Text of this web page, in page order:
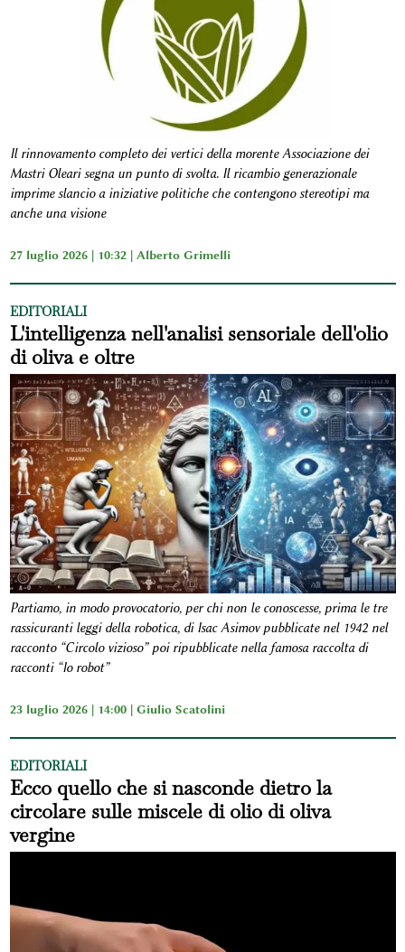
Il rinnovamento completo dei vertici della morente Associazione dei
Mastri Oleari segna un punto di svolta. Il ricambio generazionale
imprime slancio a iniziative politiche che contengono stereotipi ma
anche una visione
27 luglio 2026 | 10:32 | Alberto Grimelli
EDITORIALI
L'intelligenza nell'analisi sensoriale dell'olio
di oliva e oltre
Partiamo, in modo provocatorio, per chi non le conoscesse, prima le tre
rassicuranti leggi della robotica, di Isac Asimov pubblicate nel 1942 nel
racconto “Circolo vizioso” poi ripubblicate nella famosa raccolta di
racconti “Io robot”
23 luglio 2026 | 14:00 | Giulio Scatolini
EDITORIALI
Ecco quello che si nasconde dietro la
circolare sulle miscele di olio di oliva
vergine